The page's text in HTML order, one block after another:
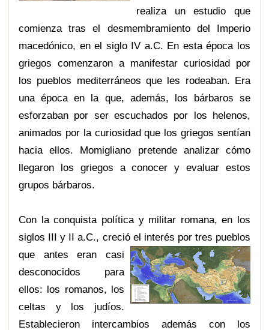
realiza un estudio que
comienza tras el desmembramiento del Imperio
macedónico, en el siglo IV a.C. En esta época los
griegos comenzaron a manifestar curiosidad por
los pueblos mediterráneos que les rodeaban. Era
una época en la que, además, los bárbaros se
esforzaban por ser escuchados por los helenos,
animados por la curiosidad que los griegos sentían
hacia ellos. Momigliano pretende analizar cómo
llegaron los griegos a conocer y evaluar estos
grupos bárbaros.
Con la conquista política y militar romana, en los
siglos III y II a.C., creció el interés por tres pueblos
que antes eran casi
desconocidos para
ellos: los romanos, los
celtas y los judíos.
Establecieron intercambios además con los